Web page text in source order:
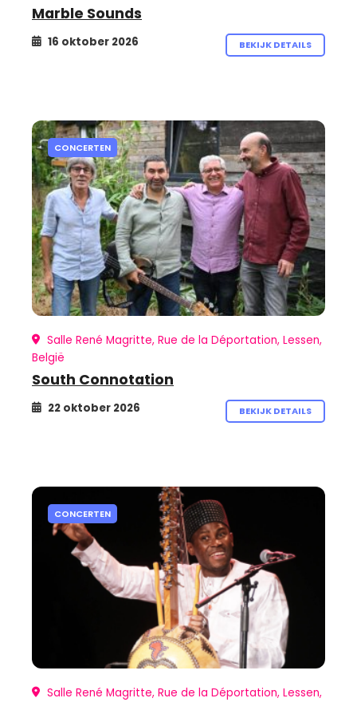
Marble Sounds
16 oktober 2026 BEKIJK DETAILS
CONCERTEN
Salle René Magritte, Rue de la Déportation, Lessen,
België
South Connotation
22 oktober 2026 BEKIJK DETAILS
CONCERTEN
Salle René Magritte, Rue de la Déportation, Lessen,